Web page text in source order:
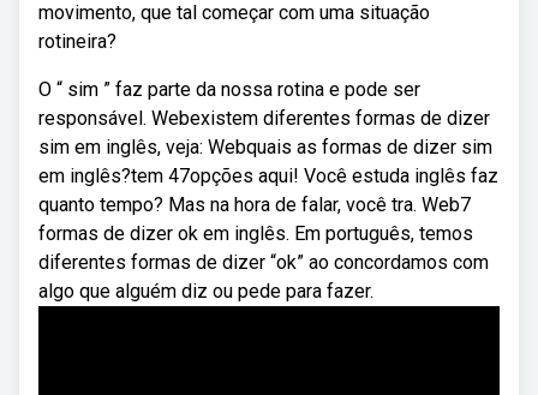
movimento, que tal começar com uma situação
rotineira?
O “ sim ” faz parte da nossa rotina e pode ser
responsável. Webexistem diferentes formas de dizer
sim em inglês, veja: Webquais as formas de dizer sim
em inglês?tem 47opções aqui! Você estuda inglês faz
quanto tempo? Mas na hora de falar, você tra. Web7
formas de dizer ok em inglês. Em português, temos
diferentes formas de dizer “ok” ao concordamos com
algo que alguém diz ou pede para fazer.